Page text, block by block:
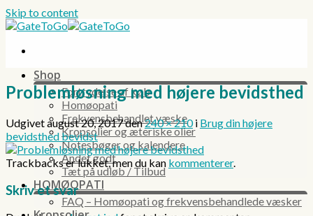
Skip to content
Shop
Fortrydelse af køb
Homøopati
Frekvensbehandlet væske
Kropsolier og æteriske olier
Notesbøger og kalendere
Andet godt
Tæt på udløb / Tilbud
HOMØOPATI
FAQ – Homøopati og frekvensbehandlede væsker
Problemløsning med højere bevidsthed
Udgivetaugust 20, 2017den240 × 210i Brug din højere
bevidsthed bevidst
Trackbacks er lukket, men du kan kommenterer.
Skriv et svar